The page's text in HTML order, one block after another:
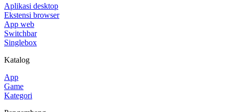
Aplikasi desktop
Ekstensi browser
App web
Switchbar
Singlebox
Katalog
App
Game
Kategori